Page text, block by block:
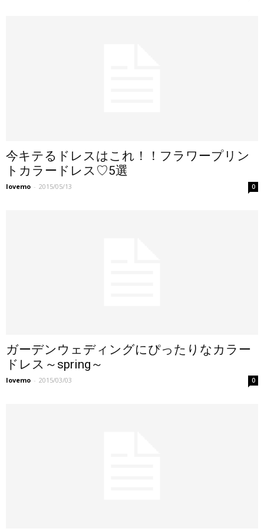
今キテるドレスはこれ！！フラワープリン
トカラードレス♡5選
lovemo - 2015/05/13 0
ガーデンウェディングにぴったりなカラー
ドレス～spring～
lovemo - 2015/03/03 0